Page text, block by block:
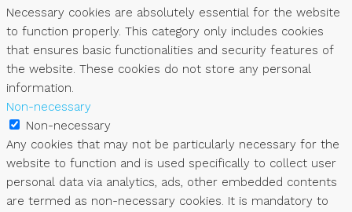
Necessary cookies are absolutely essential for the website
to function properly. This category only includes cookies
that ensures basic functionalities and security features of
the website. These cookies do not store any personal
information.
Non-necessary
Non-necessary
Any cookies that may not be particularly necessary for the
website to function and is used specifically to collect user
personal data via analytics, ads, other embedded contents
are termed as non-necessary cookies. It is mandatory to